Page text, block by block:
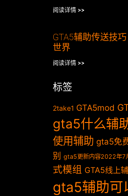
阅读详情 >>
GTA5辅助传送技
世界
阅读详情 >>
标签
2take1 GTA5mod
gta5什么辅
使用辅助 gta5免
别
gta5更新内容2022年7
式模组 GTA5线上
gta5辅助可